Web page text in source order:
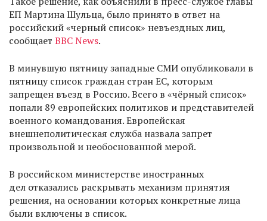
ЕП Мартина Шульца, было принято в ответ на
российский «черный список» невъездных лиц,
сообщает BBC News.
В минувшую пятницу западные СМИ опубликовали в
пятницу список граждан стран ЕС, которым
запрещен въезд в Россию. Всего в «чёрный список»
попали 89 европейских политиков и представителей
военного командования. Европейская
внешнеполитическая служба назвала запрет
произвольной и необоснованной мерой.
В российском министерстве иностранных
дел отказались раскрывать механизм принятия
решения, на основании которых конкретные лица
были включены в список.